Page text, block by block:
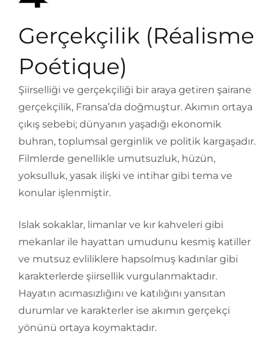
Gerçekçilik (Réalisme
Poétique)
Şiirselliği ve gerçekçiliği bir araya getiren şairane
gerçekçilik, Fransa’da doğmuştur. Akımın ortaya
çıkış sebebi; dünyanın yaşadığı ekonomik
buhran, toplumsal gerginlik ve politik kargaşadır.
Filmlerde genellikle umutsuzluk, hüzün,
yoksulluk, yasak ilişki ve intihar gibi tema ve
konular işlenmiştir.
Islak sokaklar, limanlar ve kır kahveleri gibi
mekanlar ile hayattan umudunu kesmiş katiller
ve mutsuz evliliklere hapsolmuş kadınlar gibi
karakterlerde şiirsellik vurgulanmaktadır.
Hayatın acımasızlığını ve katılığını yansıtan
durumlar ve karakterler ise akımın gerçekçi
yönünü ortaya koymaktadır.